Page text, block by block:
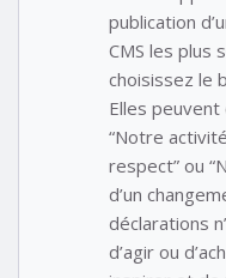
publication
CMS les plus
choisissez le
Elles
“Notre
respect” ou
d’un
déclarations
d’agir ou